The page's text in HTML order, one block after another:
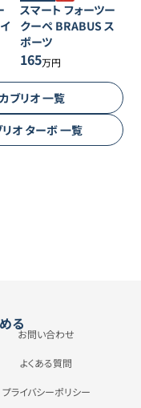
スマート フォーツー
クーペ BRABUS ス
ポーツ
165万円
ブリオ一覧
オ ターボ一覧
る
お問い合わせ
よくある質問
プライバシーポリシー